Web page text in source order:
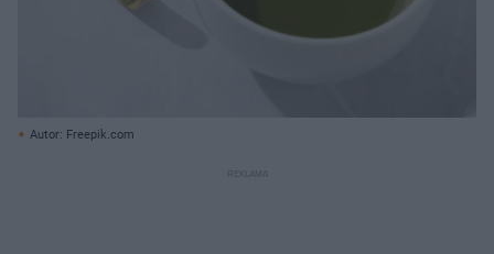
Autor: Freepik.com